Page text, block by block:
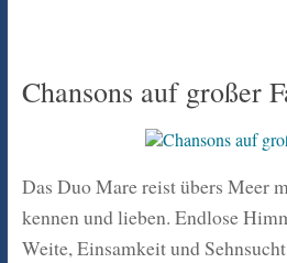
Chansons auf großer
Das Duo Mare reist übers Meer
kennen und lieben. Endlose
Weite, Einsamkeit und